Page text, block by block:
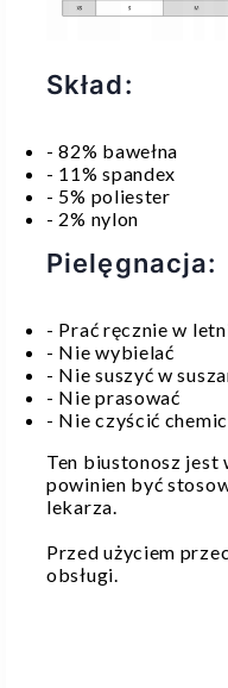
Skład:
- 82% bawełna
- 11% spandex
- 5% poliester
- 2% nylon
Pielęgnacja:
- Prać ręcznie w
- Nie wybielać
- Nie suszyć w
- Nie prasować
- Nie czyścić
Ten biustonosz jest
powinien być
lekarza.
Przed użyciem
obsługi.